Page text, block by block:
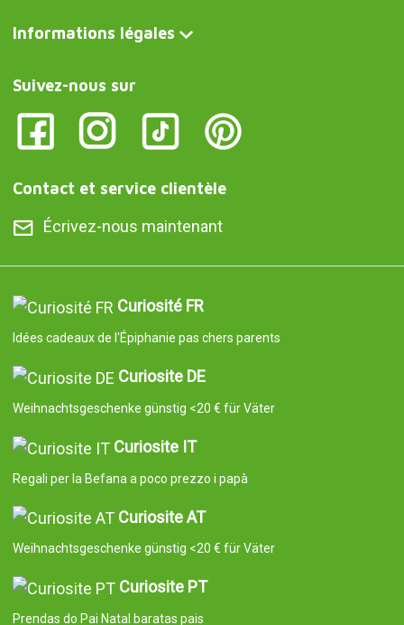
Informations légales
Suivez-nous sur
Contact et service clientèle
Écrivez-nous maintenant
Curiosité FR
Idées cadeaux de l'Épiphanie pas chers parents
Curiosite DE
Weihnachtsgeschenke günstig <20 € für Väter
Curiosite IT
Regali per la Befana a poco prezzo i papà
Curiosite AT
Weihnachtsgeschenke günstig <20 € für Väter
Curiosite PT
Prendas do Pai Natal baratas pais